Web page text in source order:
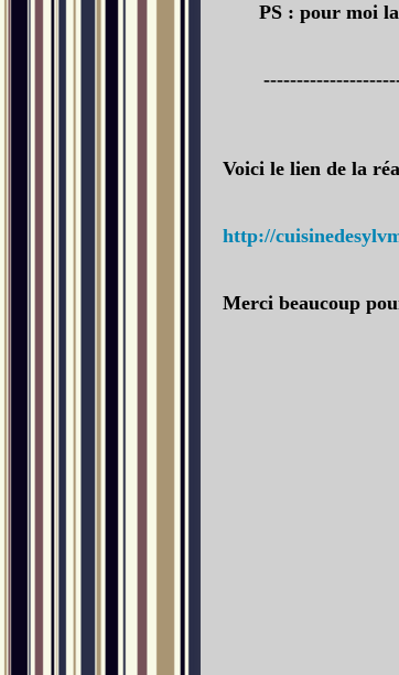
PS : pour moi
Voici le lien de la
http://
Merci beaucoup